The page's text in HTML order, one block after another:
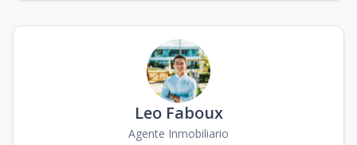
Leo Faboux
Agente Inmobiliario